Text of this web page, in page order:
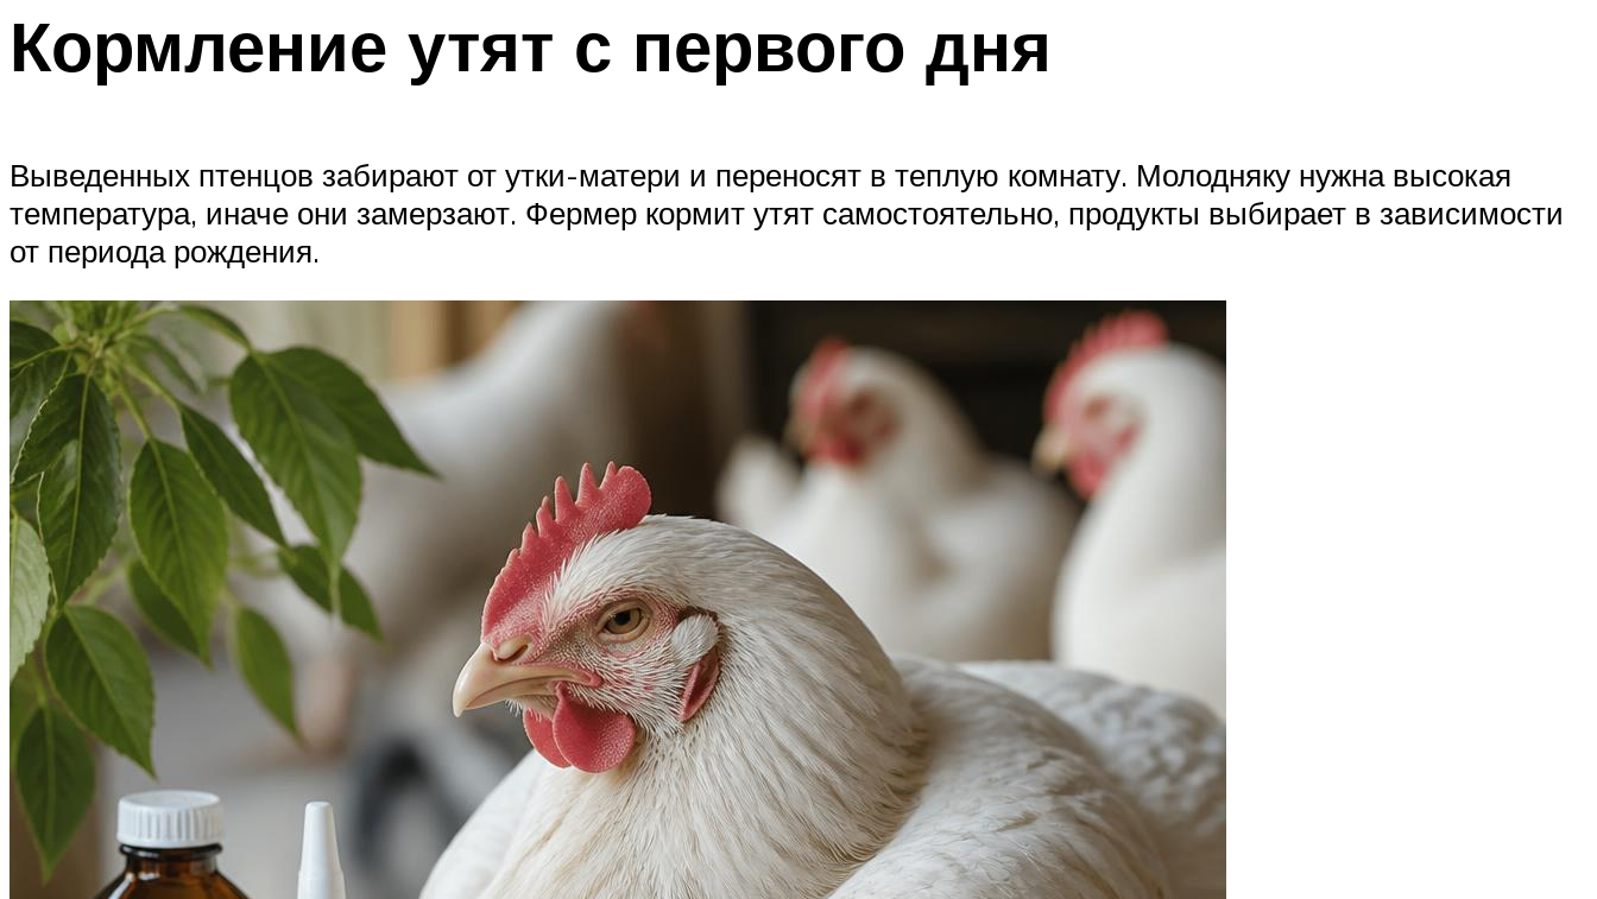
Кормление утят с первого дня
Выведенных птенцов забирают от утки-матери и переносят в теплую комнату. Молодняку нужна высокая
температура, иначе они замерзают. Фермер кормит утят самостоятельно, продукты выбирает в зависимости
от периода рождения.